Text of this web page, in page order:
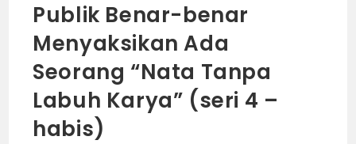
Publik Benar-benar
Menyaksikan Ada
Seorang “Nata Tanpa
Labuh Karya” (seri 4 –
habis)